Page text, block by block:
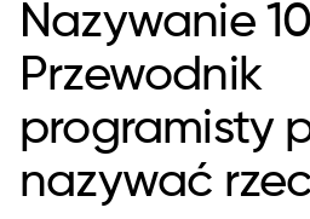
Nazywanie
Przewodnik
programisty
nazywać